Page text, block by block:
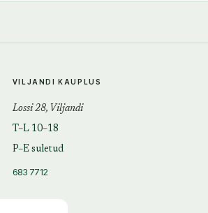
VILJANDI KAUPLUS
Lossi 28, Viljandi
T–L 10–18
P–E suletud
683 7712